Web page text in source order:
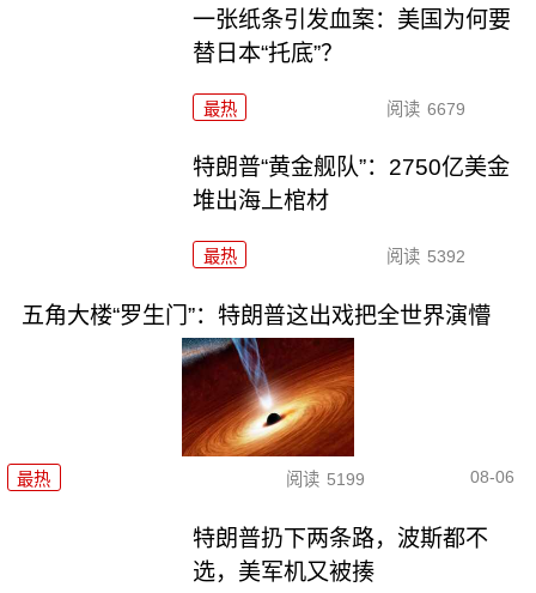
一张纸条引发血案：美国为何要
替日本“托底”？
最热 阅读 6679
特朗普“黄金舰队”：2750亿美金
堆出海上棺材
最热 阅读 5392
五角大楼“罗生门”：特朗普这出戏把全世界演懵
最热 阅读 5199 08-06
特朗普扔下两条路，波斯都不
选，美军机又被揍